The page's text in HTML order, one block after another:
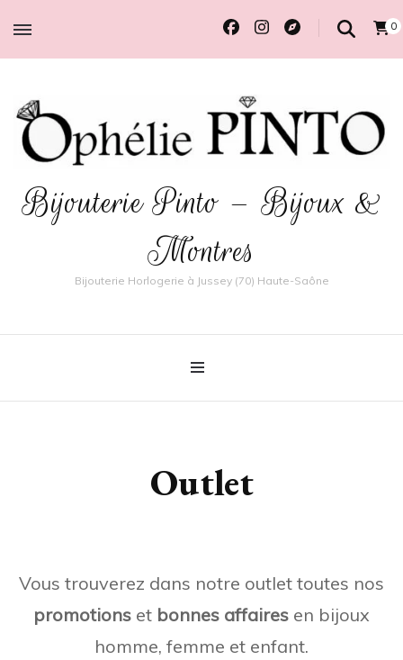
0
Bijouterie Pinto – Bijoux &
Montres
Bijouterie Horlogerie à Jussey (70) Haute-Saône
Outlet
Vous trouverez dans notre outlet toutes nos
promotions et bonnes affaires en bijoux
homme, femme et enfant.